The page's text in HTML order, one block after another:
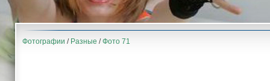
Фотографии / Разные /Фото 71